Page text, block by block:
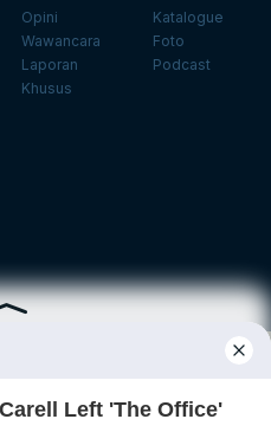
Opini
Wawancara
Laporan
Khusus
Katalogue
Foto
Podcast
Daftar